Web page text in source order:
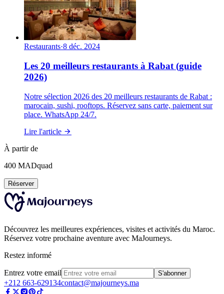
Restaurants·8 déc. 2024
Les 20 meilleurs restaurants à Rabat (guide
2026)
Notre sélection 2026 des 20 meilleurs restaurants de Rabat :
marocain, sushi, rooftops. Réservez sans carte, paiement sur
place. WhatsApp 24/7.
Lire l'article
À partir de
400 MADquad
Réserver
Découvrez les meilleures expériences, visites et activités du Maroc.
Réservez votre prochaine aventure avec MaJourneys.
Restez informé
Entrez votre email S'abonner
+212 663-629134contact@majourneys.ma